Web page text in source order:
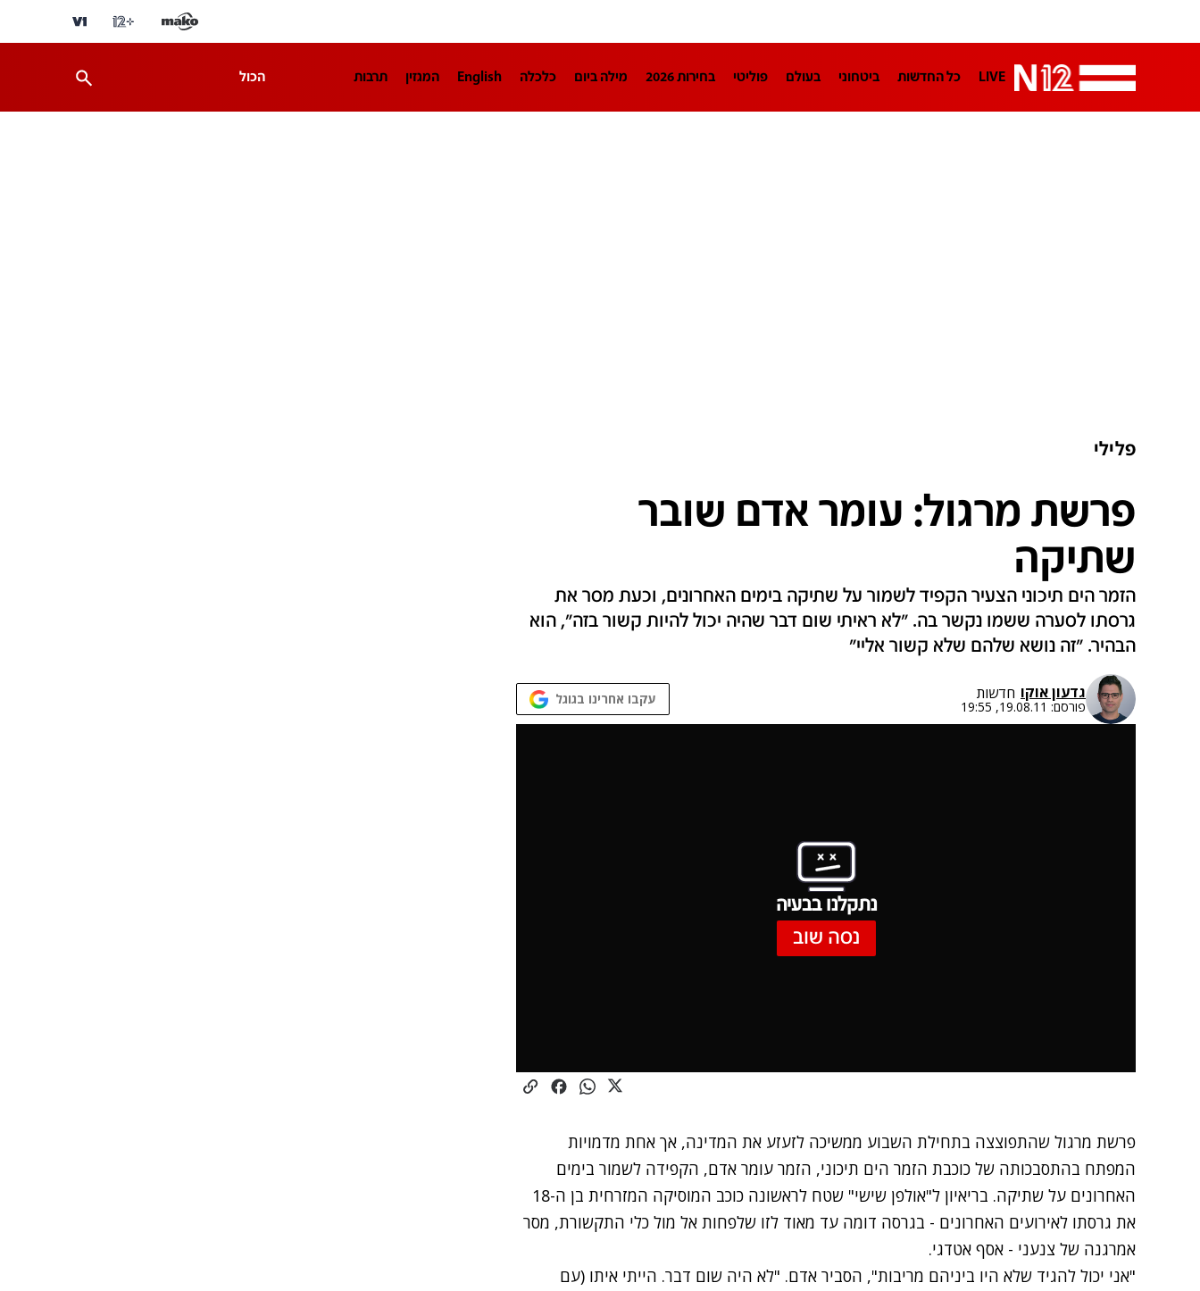
LIVE כל החדשות ביטחוני בעולם פוליטי בחירות 2026 מילה ביום כלכלה English המגזין תרבות הכול
פלילי
פרשת מרגול: עומר אדם שובר
שתיקה
הזמר הים תיכוני הצעיר הקפיד לשמור על שתיקה בימים האחרונים, וכעת מסר את
גרסתו לסערה ששמו נקשר בה. "לא ראיתי שום דבר שהיה יכול להיות קשור בזה", הוא
הבהיר. "זה נושא שלהם שלא קשור אליי"
גדעון אוקו חדשות
פורסם: 19.08.11, 19:55 עקבו אחרינו בגוגל
נתקלנו בבעיה
נסה שוב
פרשת מרגול שהתפוצצה בתחילת השבוע ממשיכה לזעזע את המדינה, אך אחת מדמויות
המפתח בהתסבכותה של כוכבת הזמר הים תיכוני, הזמר עומר אדם, הקפידה לשמור בימים
האחרונים על שתיקה. בריאיון ל"אולפן שישי" שטח לראשונה כוכב המוסיקה המזרחית בן ה-18
את גרסתו לאירועים האחרונים - בגרסה דומה עד מאוד לזו שלפחות אל מול כלי התקשורת, מסר
אמרגנה של צנעני - אסף אטדגי.
"אני יכול להגיד שלא היו ביניהם מריבות", הסביר אדם. "לא היה שום דבר. הייתי איתו (עם